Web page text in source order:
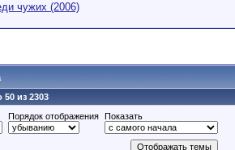
чужих (2006)
из 2303
Порядок отображения Показать